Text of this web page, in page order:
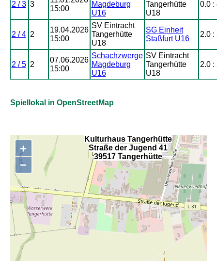
2 / 3 3
15:00
Magdeburg
U16
Tangerhütte
U18
0.0 :
2 / 4 2
19.04.2026
15:00
SV Eintracht
Tangerhütte
U18
SG Einheit
Staßfurt U16
2.0 :
2 / 5 2
07.06.2026
15:00
Schachzwerge
Magdeburg
U16
SV Eintracht
Tangerhütte
U18
2.0 :
Spiellokal in OpenStreetMap
+
−
Kulturhaus Tangerhütte
Straße der Jugend 41
39517 Tangerhütte